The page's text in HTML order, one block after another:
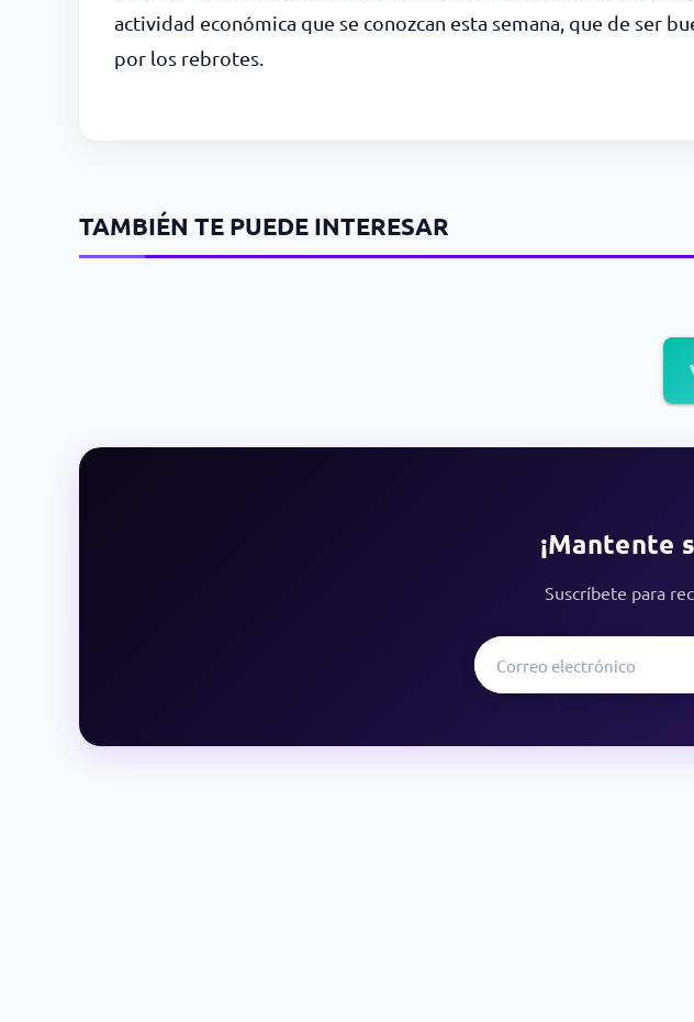
actividad económica que se conozcan esta semana, que de ser
por los rebrotes.
TAMBIÉN TE PUEDE INTERESAR
¡Mantente
Suscríbete para